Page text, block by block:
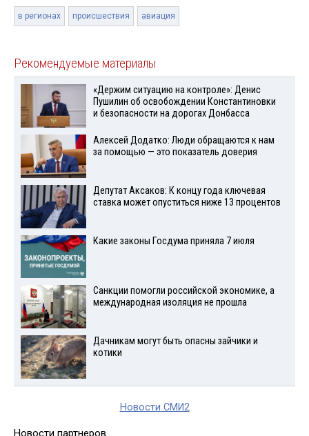
в регионах происшествия авиация
Рекомендуемые материалы
«Держим ситуацию на контроле»: Денис
Пушилин об освобождении Константиновки
и безопасности на дорогах Донбасса
Алексей Додатко: Люди обращаются к нам
за помощью — это показатель доверия
Депутат Аксаков: К концу года ключевая
ставка может опуститься ниже 13 процентов
Какие законы Госдума приняла 7 июля
Санкции помогли российской экономике, а
международная изоляция не прошла
Дачникам могут быть опасны зайчики и
котики
Новости СМИ2
Новости партнеров